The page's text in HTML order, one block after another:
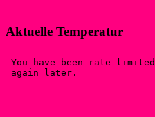
Aktuelle Temperatur